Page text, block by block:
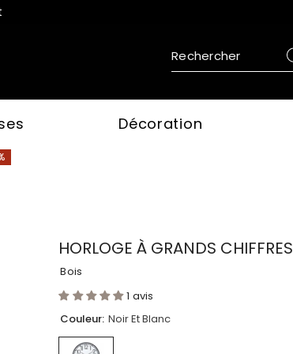
Décoration
HORLOGE À GRANDS CHIFFRES
Bois
1 avis
Couleur: Noir Et Blanc